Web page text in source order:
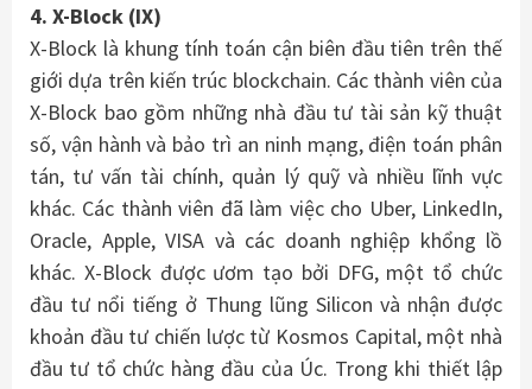
4. X-Block (IX)
X-Block là khung tính toán cận biên đầu tiên trên thế
giới dựa trên kiến ​​trúc blockchain. Các thành viên của
X-Block bao gồm những nhà đầu tư tài sản kỹ thuật
số, vận hành và bảo trì an ninh mạng, điện toán phân
tán, tư vấn tài chính, quản lý quỹ và nhiều lĩnh vực
khác. Các thành viên đã làm việc cho Uber, LinkedIn,
Oracle, Apple, VISA và các doanh nghiệp khổng lồ
khác. X-Block được ươm tạo bởi DFG, một tổ chức
đầu tư nổi tiếng ở Thung lũng Silicon và nhận được
khoản đầu tư chiến lược từ Kosmos Capital, một nhà
đầu tư tổ chức hàng đầu của Úc. Trong khi thiết lập